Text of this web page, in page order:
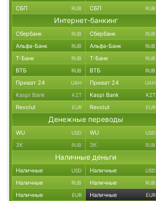
СБП RUB СБП RUB
Интернет-банкинг
Сбербанк RUB Сбербанк RUB
Альфа-Банк RUB Альфа-Банк RUB
Т-Банк RUB Т-Банк RUB
ВТБ RUB ВТБ RUB
Приват 24 UAH Приват 24 UAH
Kaspi Bank KZT Kaspi Bank KZT
Revolut EUR Revolut EUR
Денежные переводы
WU USD WU USD
ЗК RUB ЗК RUB
Наличные деньги
Наличные USD Наличные USD
Наличные RUB Наличные RUB
Наличные EUR Наличные EUR